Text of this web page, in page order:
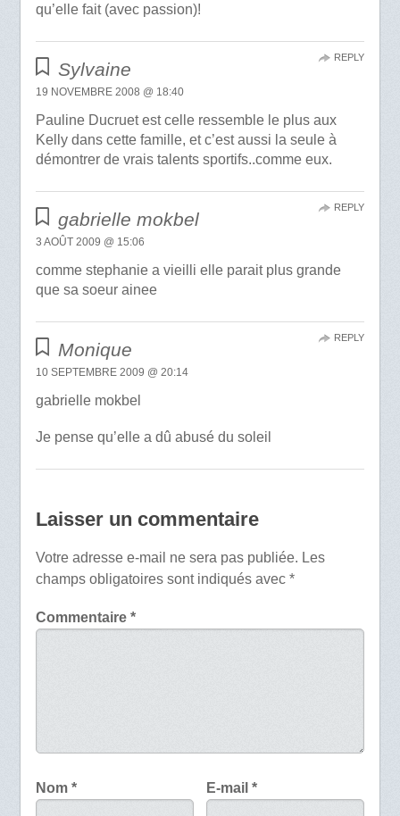
qu’elle fait (avec passion)!
Sylvaine
19 NOVEMBRE 2008 @ 18:40
Pauline Ducruet est celle ressemble le plus aux
Kelly dans cette famille, et c’est aussi la seule à
démontrer de vrais talents sportifs..comme eux.
REPLY
gabrielle mokbel
3 AOÛT 2009 @ 15:06
comme stephanie a vieilli elle parait plus grande
que sa soeur ainee
REPLY
Monique
10 SEPTEMBRE 2009 @ 20:14
gabrielle mokbel
Je pense qu’elle a dû abusé du soleil
REPLY
Laisser un commentaire
Votre adresse e-mail ne sera pas publiée. Les
champs obligatoires sont indiqués avec *
Commentaire *
Nom * E-mail*